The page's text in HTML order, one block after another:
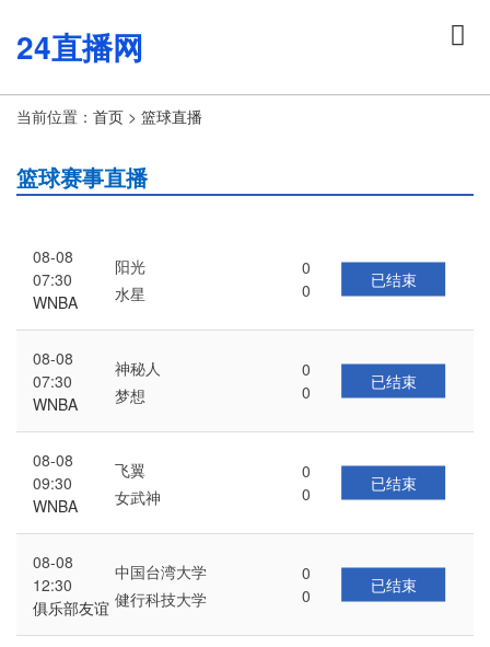
24直播网
当前位置： 首页 > 篮球直播
篮球赛事直播
08-08
07:30
WNBA
阳光
0
0
水星
已结束
08-08
07:30
WNBA
神秘人
0
0
梦想
已结束
08-08
09:30
WNBA
飞翼
0
0
女武神
已结束
08-08
12:30
俱乐部友谊
赛
中国台湾大学
0
0
健行科技大学
已结束